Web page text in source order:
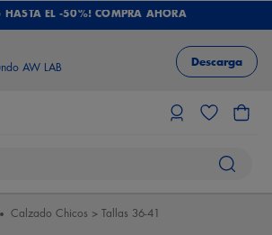
HASTA EL -50%! COMPRA AHORA
AW LAB Descarga
Calzado Chicos > Tallas 36-41